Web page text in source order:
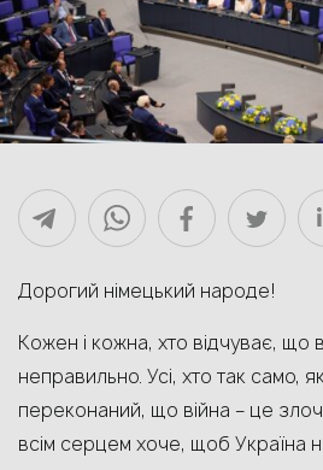
Дорогий німецький народе!
Кожен і кожна, хто відчуває, що
неправильно. Усі, хто так само, як
переконаний, що війна – це
всім серцем хоче, щоб Україна